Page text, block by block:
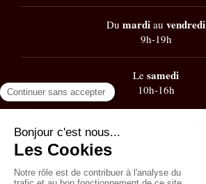
Du mardi au vendredi
9h-19h
Le samedi
10h-16h
Google
101 avis